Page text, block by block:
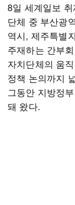
8일 세계일보
단체 중 부산광
역시, 제주특별
주재하는 간부
자치단체의 움
정책 논의까지
그동안 지방정
돼 왔다.